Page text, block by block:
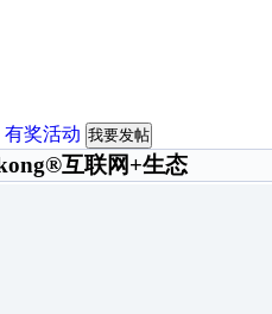
有奖活动 我要发帖
互联网+生态